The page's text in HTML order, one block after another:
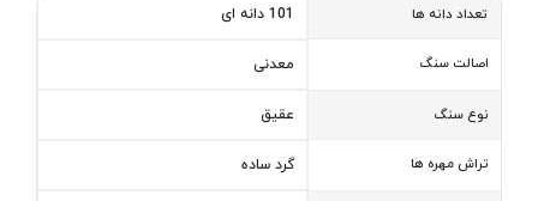
تعداد دانه ها 101 دانه ای
اصالت سنگ معدنی
نوع سنگ عقیق
تراش مهره ها گرد ساده